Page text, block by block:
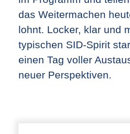
das Weitermachen
lohnt. Locker, klar und
typischen SID-Spirit
einen Tag voller
neuer Perspektiven.